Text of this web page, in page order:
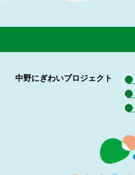
中野にぎわいプロジェクト